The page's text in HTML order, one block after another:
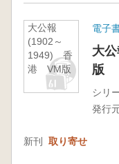
大公報
(1902～
1949) 香
港 VM版
電子
大
版
シリ
発行
新刊 取り寄せ